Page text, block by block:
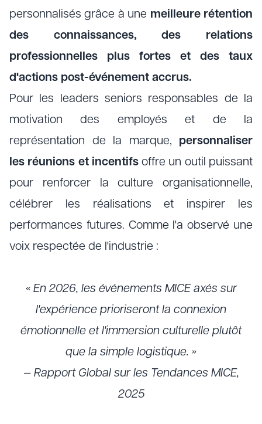
personnalisés grâce à une meilleure rétention
des connaissances, des relations
professionnelles plus fortes et des taux
d'actions post-événement accrus.
Pour les leaders seniors responsables de la
motivation des employés et de la
représentation de la marque, personnaliser
les réunions et incentifsoffre un outil puissant
pour renforcer la culture organisationnelle,
célébrer les réalisations et inspirer les
performances futures. Comme l'a observé une
voix respectée de l'industrie :
« En 2026, les événements MICE axés sur
l'expérience prioriseront la connexion
émotionnelle et l'immersion culturelle plutôt
que la simple logistique. »
— Rapport Global sur les Tendances MICE,
2025